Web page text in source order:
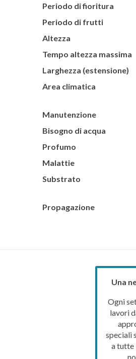
Periodo di fioritura
Periodo di frutti
Altezza
Tempo altezza massima
Larghezza (estensione)
Area climatica
Manutenzione
Bisogno di acqua
Profumo
Malattie
Substrato
Propagazione
Una
Ogni
lavori
speciali
a tutte